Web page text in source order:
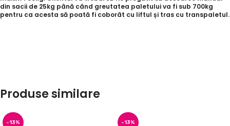
din sacii de 25kg până când greutatea paletului va fi sub 700kg
pentru ca acesta să poată fi coborât cu liftul și tras cu transpaletul.
Produse similare
-13% -13%